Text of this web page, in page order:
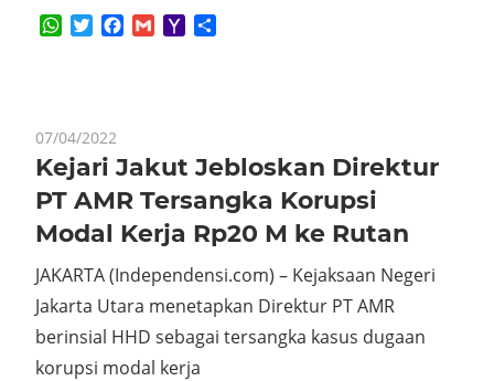
WhatsApp
TwitterFacebook
GmailYahoo
07/04/2022
Kejari Jakut Jebloskan Direktur
PT AMR Tersangka Korupsi
Modal Kerja Rp20 M ke Rutan
JAKARTA (Independensi.com) – Kejaksaan Negeri
Jakarta Utara menetapkan Direktur PT AMR
berinsial HHD sebagai tersangka kasus dugaan
korupsi modal kerja